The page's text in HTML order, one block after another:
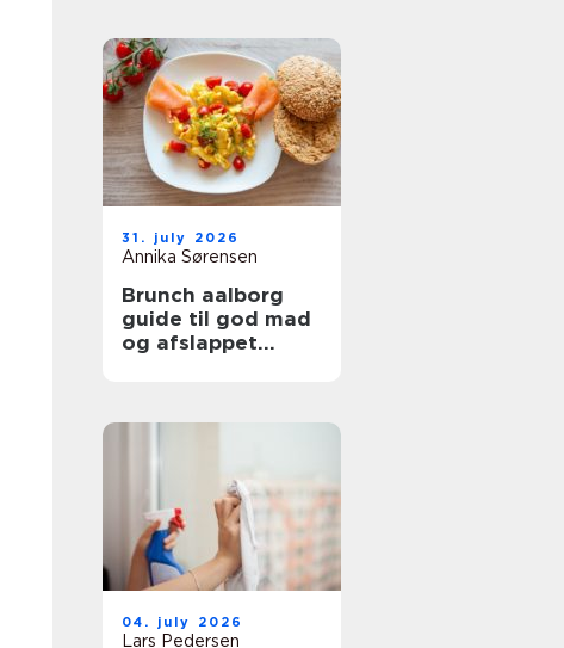
31. july 2026
Annika Sørensen
Brunch aalborg
guide til god mad
og afslappet
04. july 2026
Lars Pedersen